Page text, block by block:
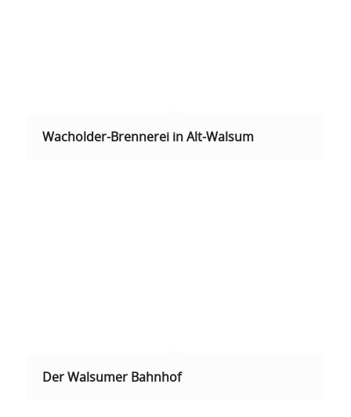
Wacholder-Brennerei in Alt-Walsum
Der Walsumer Bahnhof